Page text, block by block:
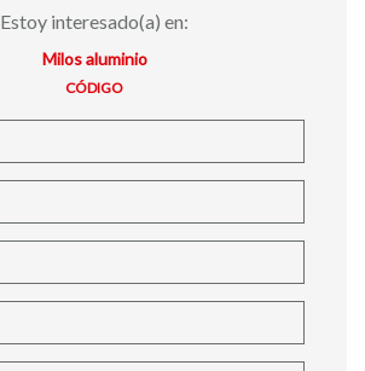
Estoy interesado(a) en:
Milos aluminio
CÓDIGO